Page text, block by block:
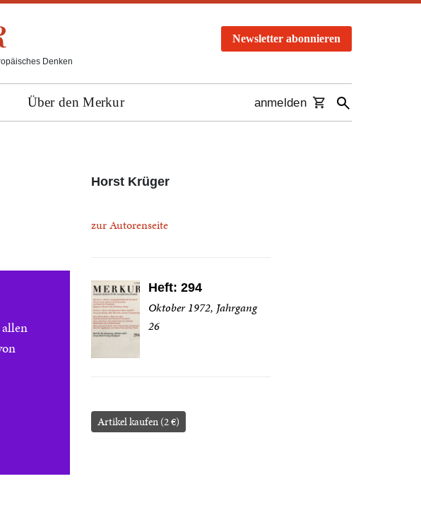
Denken
Newsletter abonnieren
Über den Merkur anmelden
Horst Krüger
zur Autorenseite
Heft: 294
Oktober 1972, Jahrgang
26
Artikel kaufen (2 €)